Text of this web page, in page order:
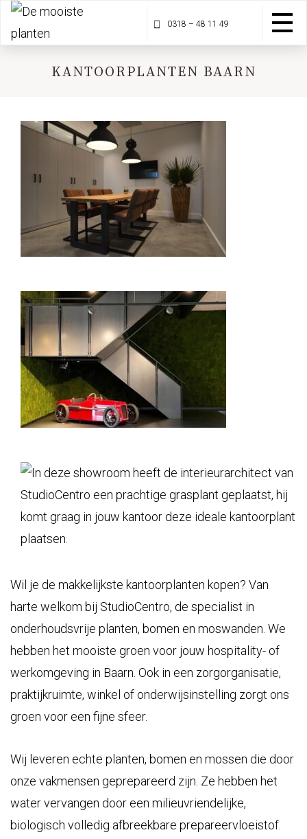
0318 – 48 11 49
KANTOORPLANTEN BAARN
Wil je de makkelijkste kantoorplanten kopen? Van
harte welkom bij StudioCentro, de specialist in
onderhoudsvrije planten, bomen en moswanden. We
hebben het mooiste groen voor jouw hospitality- of
werkomgeving in Baarn. Ook in een zorgorganisatie,
praktijkruimte, winkel of onderwijsinstelling zorgt ons
groen voor een fijne sfeer.
Wij leveren echte planten, bomen en mossen die door
onze vakmensen geprepareerd zijn. Ze hebben het
water vervangen door een milieuvriendelijke,
biologisch volledig afbreekbare prepareervloeistof.